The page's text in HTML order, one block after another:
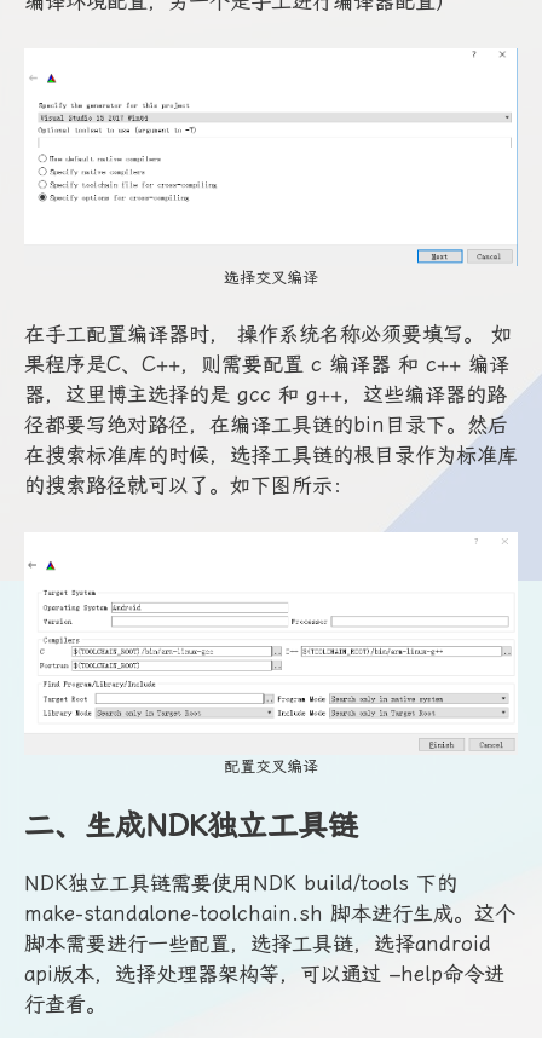
选择交叉编译
在手工配置编译器时， 操作系统名称必须要填写。 如
果程序是C、C++，则需要配置 c 编译器 和 c++ 编译
器，这里博主选择的是 gcc 和 g++，这些编译器的路
径都要写绝对路径，在编译工具链的bin目录下。然后
在搜索标准库的时候，选择工具链的根目录作为标准库
的搜索路径就可以了。如下图所示：
配置交叉编译
二、生成NDK独立工具链
NDK独立工具链需要使用NDK build/tools 下的
make-standalone-toolchain.sh 脚本进行生成。这个
脚本需要进行一些配置，选择工具链，选择android
api版本，选择处理器架构等，可以通过 –help命令进
行查看。